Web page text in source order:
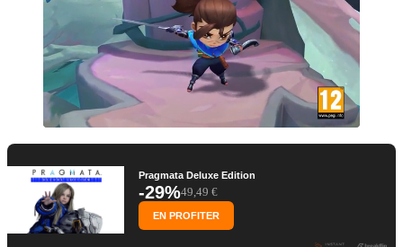
Pragmata Deluxe Edition
-29%49,49 €
EN PROFITER